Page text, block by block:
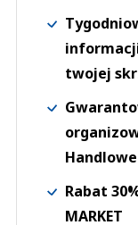
twojej
Handlowe
Rabat
MARKET